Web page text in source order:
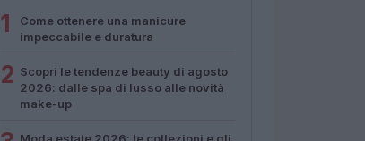
1
Come ottenere una manicure
impeccabile e duratura
2 Scopri le tendenze beauty di agosto
2026: dalle spa di lusso alle novità
make-up